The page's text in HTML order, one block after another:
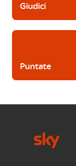
Giudici
Puntate